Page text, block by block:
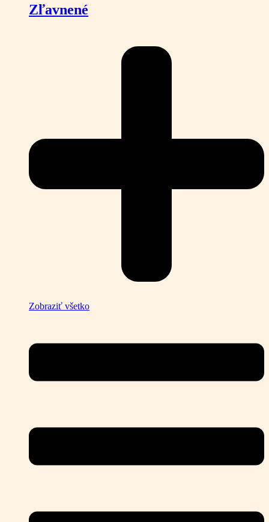
Zľavnené
Zobraziť všetko